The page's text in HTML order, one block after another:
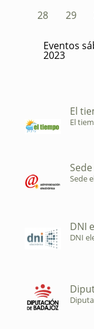
28
29
Eventos
2023
El
El
Sede
DNI
DNI